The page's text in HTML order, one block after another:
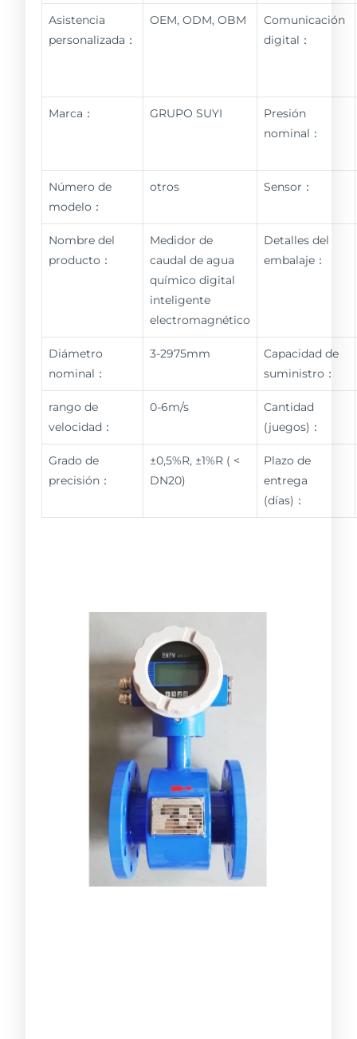
Asistencia
personalizada：
OEM, ODM, OBM
Comunicación
digital：
Marca： GRUPO SUYI
Presión
nominal：
Número de
modelo：
otros Sensor：
Nombre del
producto：
Medidor de
caudal de agua
químico digital
inteligente
electromagnético
Detalles del
embalaje：
Diámetro
nominal：
3-2975mm
Capacidad de
suministro：
rango de
velocidad：
0-6m/s
Cantidad
(juegos)：
Grado de
precisión：
±0,5%R, ±1%R ( <
DN20)
Plazo de
entrega
(días)：